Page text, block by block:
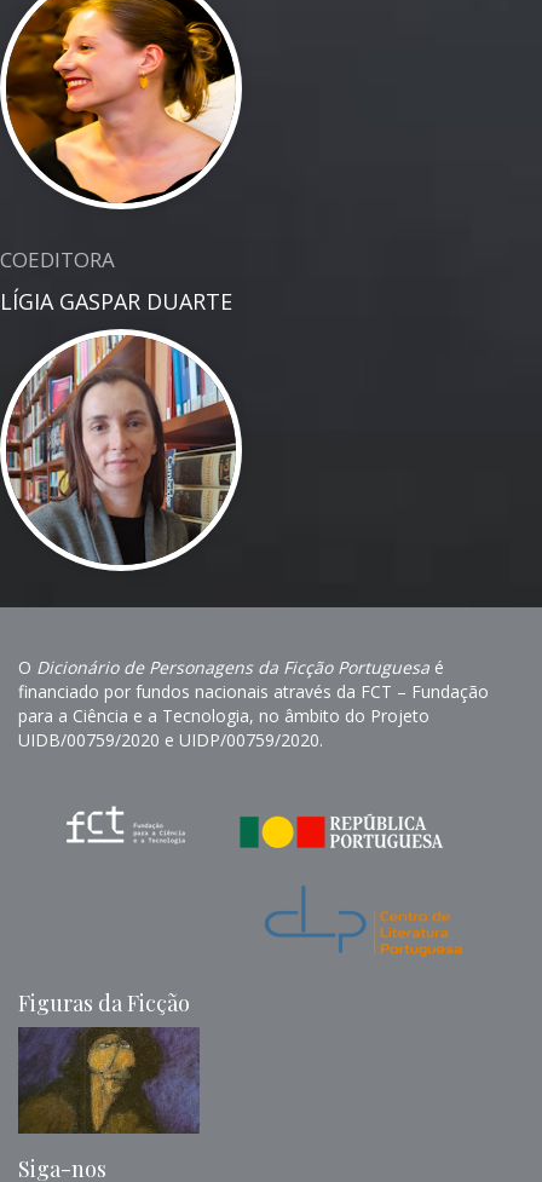
COEDITORA
LÍGIA GASPAR DUARTE
O Dicionário de Personagens da Ficção Portuguesa é
financiado por fundos nacionais através da FCT – Fundação
para a Ciência e a Tecnologia, no âmbito do Projeto
UIDB/00759/2020 e UIDP/00759/2020.
Figuras da Ficção
Siga-nos